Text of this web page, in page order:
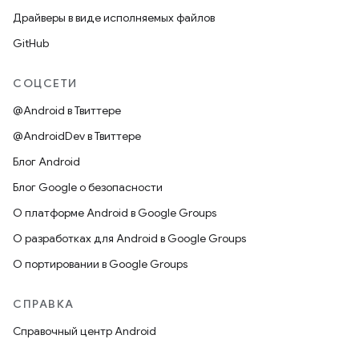
Драйверы в виде исполняемых файлов
GitHub
СОЦСЕТИ
@Android в Твиттере
@AndroidDev в Твиттере
Блог Android
Блог Google о безопасности
О платформе Android в Google Groups
О разработках для Android в Google Groups
О портировании в Google Groups
СПРАВКА
Справочный центр Android